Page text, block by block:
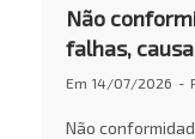
Não
falhas,
Em 14/07/2026
Não